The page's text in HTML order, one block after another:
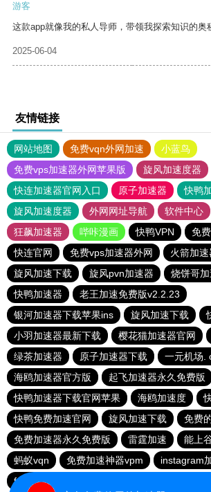
游客
这款app就像我的私人导师，带领我探索知识的奥
2025-06-04
友情链接
网站地图 免费vqn外网加速
小蓝鸟
免费vps加速器外网苹果版
旋风加速度器
快连加速器官网入口
原子加速器
快鸭
旋风加速度器
外网网址导航 软件中心
狂飙加速器
哔咔漫画 快鸭VPN
免
快连官网
免费vps加速器外网
火箭加速
旋风加速下载
旋风pvn加速器
烧饼哥
快鸭加速器
老王加速免费版v2.2.23
银河加速器下载苹果ins
旋风加速下载
小羽加速器最新下载
樱花猫加速器官网
绿茶加速器
原子加速器下载
一元机场.
海鸥加速器官方版
起飞加速器永久免费版
快鸭加速器下载官网苹果
海鸥加速度
快鸭免费加速官网
旋风加速下载
免费
免费加速器永久免费版
雷霆加速
能上
蚂蚁vqn
免费加速神器vpm
instagram
fy66加速器